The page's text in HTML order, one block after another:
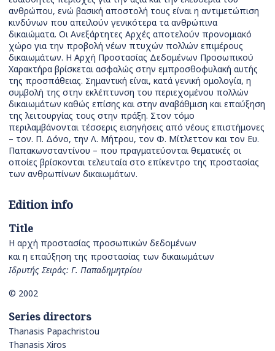
ανθρώπου, ενώ βασική αποστολή τους είναι η αντιμετώπιση
κινδύνων που απειλούν γενικότερα τα ανθρώπινα
δικαιώματα. Οι Ανεξάρτητες Αρχές αποτελούν προνομιακό
χώρο για την προβολή νέων πτυχών πολλών επιμέρους
δικαιωμάτων. Η Αρχή Προστασίας Δεδομένων Προσωπικού
Χαρακτήρα βρίσκεται ασφαλώς στην εμπροσθοφυλακή αυτής
της προσπάθειας. Σημαντική είναι, κατά γενική ομολογία, η
συμβολή της στην εκλέπτυνση του περιεχομένου πολλών
δικαιωμάτων καθώς επίσης και στην αναβάθμιση και επαύξηση
της λειτουργίας τους στην πράξη. Στον τόμο
περιλαμβάνονται τέσσερις εισηγήσεις από νέους επιστήμονες
– τον. Π. Δόνο, την Λ. Μήτρου, τον Φ. Μίτλεττον και τον Ευ.
Παπακωνσταντίνου – που πραγματεύονται θεματικές οι
οποίες βρίσκονται τελευταία στο επίκεντρο της προστασίας
των ανθρωπίνων δικαιωμάτων.
Edition info
Title
Η αρχή προστασίας προσωπικών δεδομένων
και η επαύξηση της προστασίας των δικαιωμάτων
Ιδρυτής Σειράς: Γ. Παπαδημητρίου
© 2002
Series directors
Thanasis Papachristou
Thanasis Xiros